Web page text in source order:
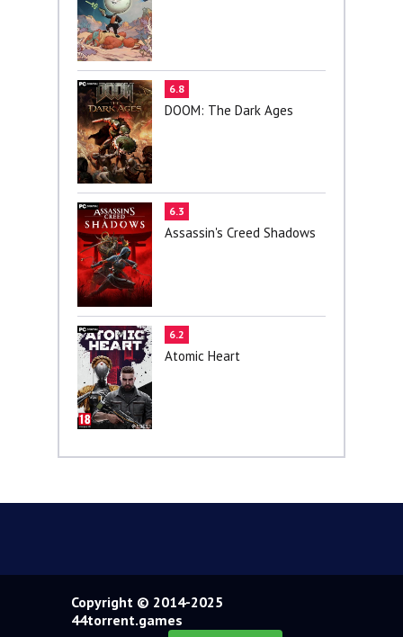
6.8
DOOM: The Dark Ages
6.3
Assassin's Creed Shadows
6.2
Atomic Heart
Copyright © 2014-2025
44torrent.games